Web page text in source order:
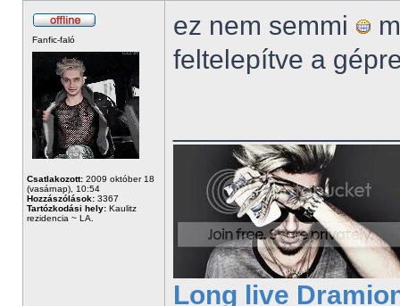
Fanfic-faló
Csatlakozott: 2009 október 18
(vasárnap), 10:54
Hozzászólások: 3367
Tartózkodási hely: Kaulitz
rezidencia ~ LA.
ez nem semmi
feltelepítve a
Long live